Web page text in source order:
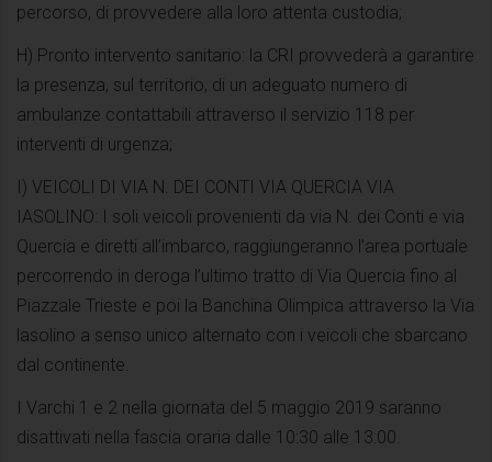
percorso, di provvedere alla loro attenta custodia;
H) Pronto intervento sanitario: la CRI provvederà a garantire
la presenza, sul territorio, di un adeguato numero di
ambulanze contattabili attraverso il servizio 118 per
interventi di urgenza;
I) VEICOLI DI VIA N. DEI CONTI VIA QUERCIA VIA
IASOLINO: I soli veicoli provenienti da via N. dei Conti e via
Quercia e diretti all’imbarco, raggiungeranno l’area portuale
percorrendo in deroga l’ultimo tratto di Via Quercia fino al
Piazzale Trieste e poi la Banchina Olimpica attraverso la Via
lasolino a senso unico alternato con i veicoli che sbarcano
dal continente.
I Varchi 1 e 2 nella giornata del 5 maggio 2019 saranno
disattivati nella fascia oraria dalle 10:30 alle 13:00.